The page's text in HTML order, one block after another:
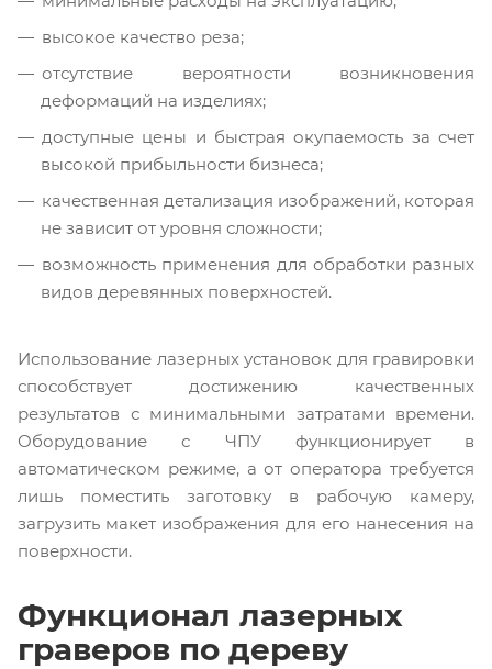
высокое качество реза;
отсутствие вероятности возникновения
деформаций на изделиях;
доступные цены и быстрая окупаемость за счет
высокой прибыльности бизнеса;
качественная детализация изображений, которая
не зависит от уровня сложности;
возможность применения для обработки разных
видов деревянных поверхностей.
Использование лазерных установок для гравировки
способствует достижению качественных
результатов с минимальными затратами времени.
Оборудование с ЧПУ функционирует в
автоматическом режиме, а от оператора требуется
лишь поместить заготовку в рабочую камеру,
загрузить макет изображения для его нанесения на
поверхности.
Функционал лазерных
граверов по дереву